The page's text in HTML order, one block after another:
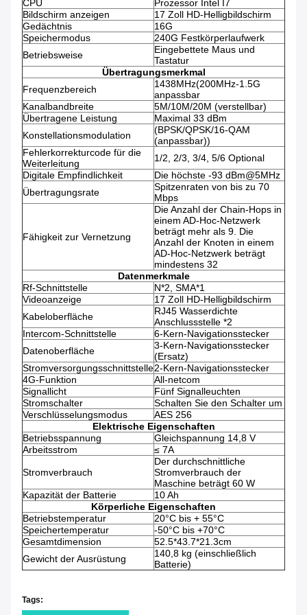
CPU
Prozessor Intel I7
Bildschirm anzeigen
17 Zoll HD-Helligbildschirm
Gedächtnis
16G
Speichermodus
240G Festkörperlaufwerk
Betriebsweise
Eingebettete Maus und
Tastatur
Übertragungsmerkmal
Frequenzbereich
1438MHz(200MHz-1.5G
anpassbar
Kanalbandbreite
5M/10M/20M (verstellbar)
Übertragene Leistung
Maximal 33 dBm
Konstellationsmodulation
(BPSK/QPSK/16-QAM
(anpassbar))
Fehlerkorrekturcode für die
Weiterleitung
1/2, 2/3, 3/4, 5/6 Optional
Digitale Empfindlichkeit
Die höchste -93 dBm@5MHz
Übertragungsrate
Spitzenraten von bis zu 70
Mbps
Fähigkeit zur Vernetzung
Die Anzahl der Chain-Hops in
einem AD-Hoc-Netzwerk
beträgt mehr als 9. Die
Anzahl der Knoten in einem
AD-Hoc-Netzwerk beträgt
mindestens 32
Datenmerkmale
Rf-Schnittstelle
N*2, SMA*1
Videoanzeige
17 Zoll HD-Helligbildschirm
Kabeloberfläche
RJ45 Wasserdichte
Anschlussstelle *2
Intercom-Schnittstelle
6-Kern-Navigationsstecker
Datenoberfläche
3-Kern-Navigationsstecker
(Ersatz)
Stromversorgungsschnittstelle2-Kern-Navigationsstecker
4G-Funktion
All-netcom
Signallicht
Fünf Signalleuchten
Stromschalter
Schalten Sie den Schalter um
Verschlüsselungsmodus
AES 256
Elektrische Eigenschaften
Betriebsspannung
Gleichspannung 14,8 V
Arbeitsstrom
≤ 7A
Stromverbrauch
Der durchschnittliche
Stromverbrauch der
Maschine beträgt 60 W
Kapazität der Batterie
10 Ah
Körperliche Eigenschaften
Betriebstemperatur
20°C bis + 55°C
Speichertemperatur
-50°C bis +70°C
Gesamtdimension
52.5*43.7*21.3cm
Gewicht der Ausrüstung
140,8 kg (einschließlich
Batterie)
Tags: